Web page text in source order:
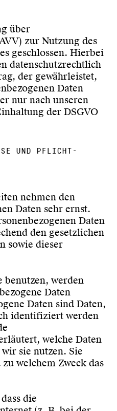
über
zur Nutzung des
geschlossen. Hierbei
datenschutzrechtlich
der gewährleistet,
Daten
nur nach unseren
der DSGVO
UND PFLICHT­
nehmen den
Daten sehr ernst.
Daten
den gesetzlichen
sowie dieser
benutzen, werden
Daten
Daten sind Daten,
identifiziert werden
welche Daten
sie nutzen. Sie
welchem Zweck das
die